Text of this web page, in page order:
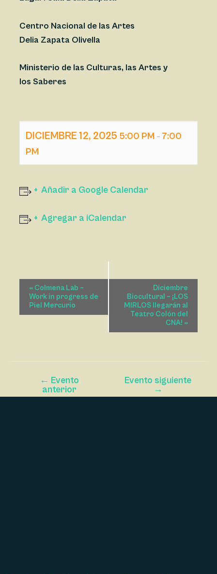
Centro Nacional de las Artes
Delia Zapata Olivella
Ministerio de las Culturas, las Artes y
los Saberes
DICIEMBRE 12, 2025 5:00 PM – 7:00
PM
Añadir a Google Calendar
Agregar a iCalendar
V
Ó
« Colmena Lab –
Work in progress de
Piel Mercurio
Diciembre
Biocultural – ¡LOS
MIRLOS llegarán al
Teatro Colón del
CNA! »
← Evento
anterior
Evento siguiente
→